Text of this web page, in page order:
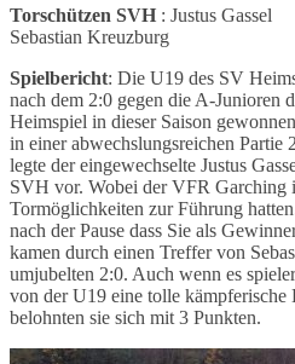
Torschützen SVH : Justus Gassel
Sebastian Kreuzburg
Spielbericht: Die U19 des SV
nach dem 2:0 gegen die A-Junioren
Heimspiel in dieser Saison
in einer abwechslungsreichen
legte der eingewechselte Justus
SVH vor. Wobei der VFR Garching
Tormöglichkeiten zur Führung
nach der Pause dass Sie als
kamen durch einen Treffer von
umjubelten 2:0. Auch wenn es
von der U19 eine tolle kämpferische
belohnten sie sich mit 3 Punkten.